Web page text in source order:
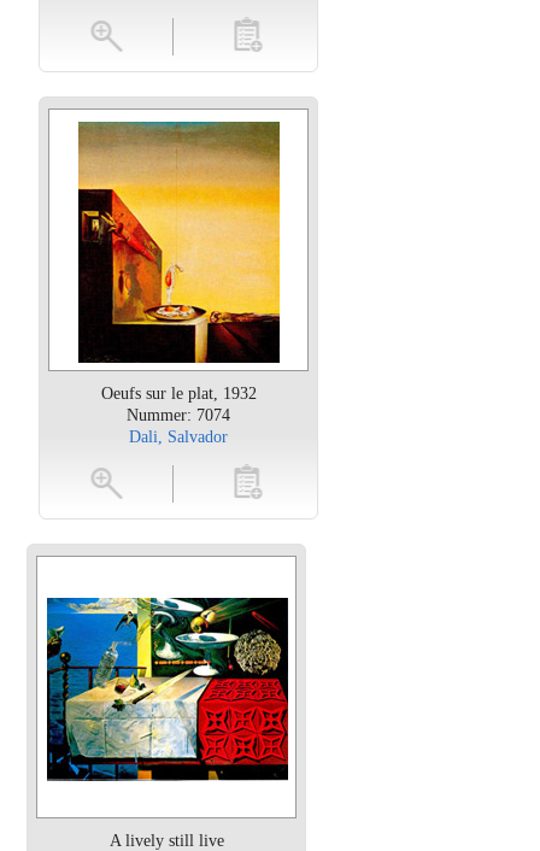
toevoegen
Oeufs sur le plat, 1932
Nummer: 7074
Dali, Salvador
toevoegen
A lively still live